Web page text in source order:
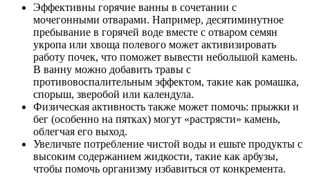
Эффективны горячие ванны в сочетании с
мочегонными отварами. Например, десятиминутное
пребывание в горячей воде вместе с отваром семян
укропа или хвоща полевого может активизировать
работу почек, что поможет вывести небольшой камень.
В ванну можно добавить травы с
противовоспалительным эффектом, такие как ромашка,
спорыш, зверобой или календула.
Физическая активность также может помочь: прыжки и
бег (особенно на пятках) могут «растрясти» камень,
облегчая его выход.
Увеличьте потребление чистой воды и ешьте продукты с
высоким содержанием жидкости, такие как арбузы,
чтобы помочь организму избавиться от конкремента.